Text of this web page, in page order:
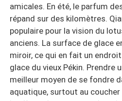
amicales. En été, le parfum
répand sur des kilomètres.
populaire pour la vision du
anciens. La surface de glace
miroir, ce qui en fait un
glace du vieux Pékin. Prendre
meilleur moyen de se fondre
aquatique, surtout au